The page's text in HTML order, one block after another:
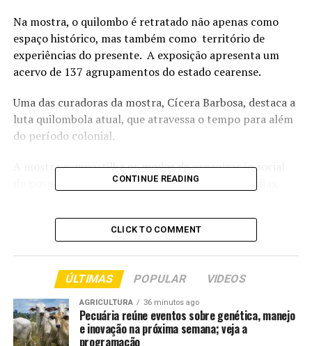
Na mostra, o quilombo é retratado não apenas como
espaço histórico, mas também como território de
experiências do presente. A exposição apresenta um
acervo de 137 agrupamentos do estado cearense.
Uma das curadoras da mostra, Cícera Barbosa, destaca a
luta quilombola atual, que atravessa o tempo para além
do período colonial.
A mostra compartilha os modos de organização social
do povo quilombola por meio de objetos, fotografias,
como o registro de crianças apresentando seus
ressignifica a bandeira nacional, substituindo “ordem e
progresso” por “KilomboAldeya”. A curadora fala sobre o
conceito da “roça de ideias”, mostrando que a população
que está no campo é que são os verdadeiramente ricos.
CONTINUE READING
CLICK TO COMMENT
ÚLTIMAS POPULAR VIDEOS
AGRICULTURA 36 minutos ago
Pecuária reúne eventos sobre genética, manejo
e inovação na próxima semana; veja a
programação